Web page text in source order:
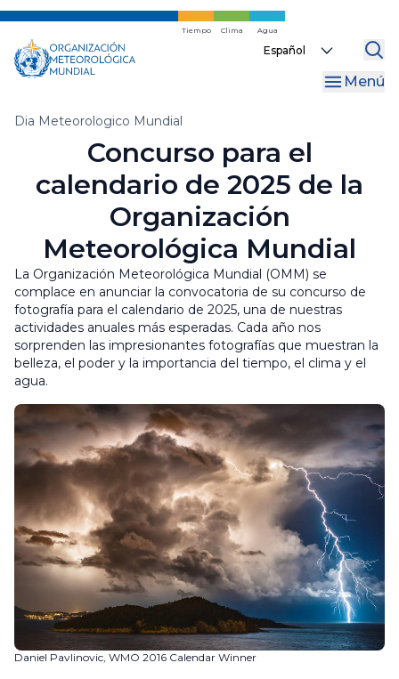
Ir
contenido
principal
Tiempo Clima Agua
Select
Menú
Migas
pan
Dia Meteorologico Mundial
Concurso para el
calendario de 2025 de la
Organización
Meteorológica Mundial
La Organización Meteorológica Mundial (OMM) se
complace en anunciar la convocatoria de su concurso de
fotografía para el calendario de 2025, una de nuestras
actividades anuales más esperadas. Cada año nos
sorprenden las impresionantes fotografías que muestran la
belleza, el poder y la importancia del tiempo, el clima y el
agua.
Daniel Pavlinovic, WMO 2016 Calendar Winner